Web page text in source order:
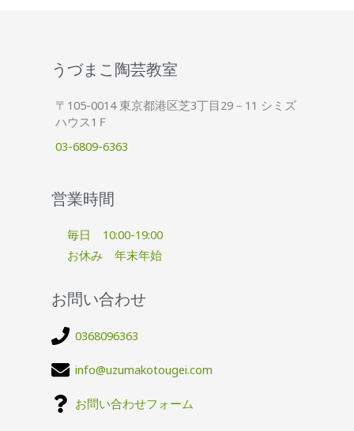
うづまこ陶芸教室
〒105-0014 東京都港区芝3丁目29－11 シミズ
ハウス1Ｆ
03-6809-6363
営業時間
毎日 10:00-19:00
お休み 年末年始
お問い合わせ
0368096363
info@uzumakotougei.com
お問い合わせフォーム